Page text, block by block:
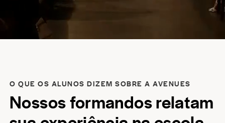
O QUE OS ALUNOS DIZEM SOBRE A AVENUES
Nossos formandos relatam